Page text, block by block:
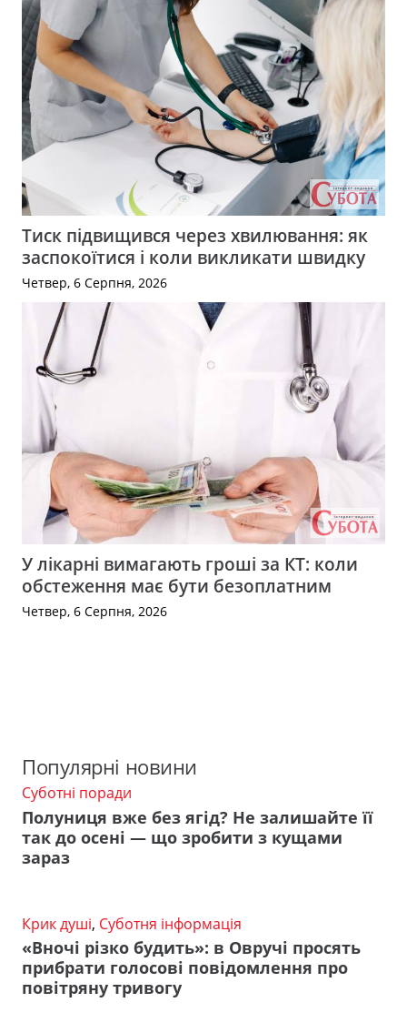
Тиск підвищився через хвилювання: як
заспокоїтися і коли викликати швидку
Четвер, 6 Серпня, 2026
У лікарні вимагають гроші за КТ: коли
обстеження має бути безоплатним
Четвер, 6 Серпня, 2026
Популярні новини
Суботні поради
Полуниця вже без ягід? Не залишайте її
так до осені — що зробити з кущами
зараз
Крик душі, Суботня інформація
«Вночі різко будить»: в Овручі просять
прибрати голосові повідомлення про
повітряну тривогу